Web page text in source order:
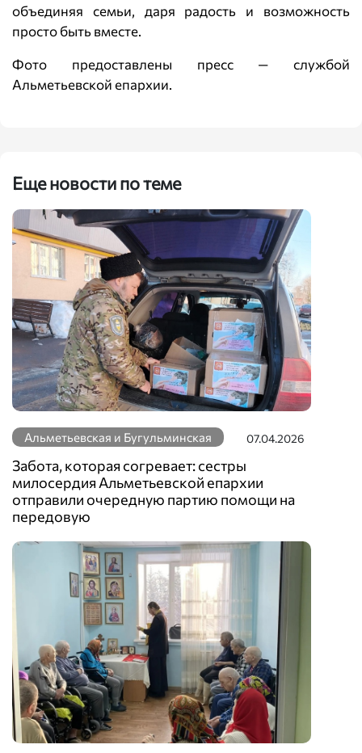
объединяя семьи, даря радость и возможность
просто быть вместе.
Фото предоставлены пресс — службой
Альметьевской епархии.
Еще новости по теме
Альметьевская и Бугульминская 07.04.2026
Забота, которая согревает: сестры
милосердия Альметьевской епархии
отправили очередную партию помощи на
передовую